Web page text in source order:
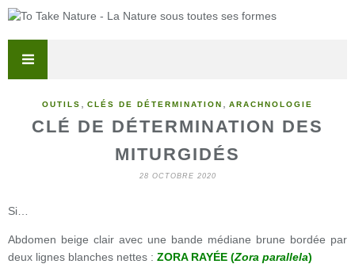
OUTILS CLÉS DE DÉTERMINATION ARACHNOLOGIE
CLÉ DE DÉTERMINATION DES
MITURGIDÉS
28 OCTOBRE 2020
Si…
Abdomen beige clair avec une bande médiane brune bordée par
deux lignes blanches nettes : ZORA RAYÉE (Zora parallela)